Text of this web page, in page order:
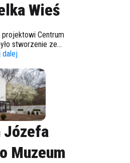
Wieś
Centrum
stworzenie ze...
dalej
Józefa
Muzeum